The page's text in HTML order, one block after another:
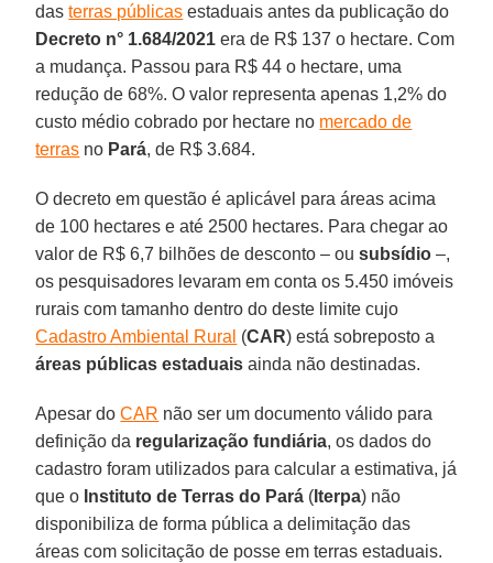
dasterras públicas estaduais antes da publicação do
Decreto n° 1.684/2021 era de R$ 137 o hectare. Com
a mudança. Passou para R$ 44 o hectare, uma
redução de 68%. O valor representa apenas 1,2% do
custo médio cobrado por hectare no mercado de
terras no Pará, de R$ 3.684.
O decreto em questão é aplicável para áreas acima
de 100 hectares e até 2500 hectares. Para chegar ao
valor de R$ 6,7 bilhões de desconto – ousubsídio –,
os pesquisadores levaram em conta os 5.450 imóveis
rurais com tamanho dentro do deste limite cujo
Cadastro Ambiental Rural (CAR) está sobreposto a
áreas públicas estaduais ainda não destinadas.
Apesar doCAR não ser um documento válido para
definição da regularização fundiária, os dados do
cadastro foram utilizados para calcular a estimativa, já
que o Instituto de Terras do Pará ( Iterpa) não
disponibiliza de forma pública a delimitação das
áreas com solicitação de posse em terras estaduais.